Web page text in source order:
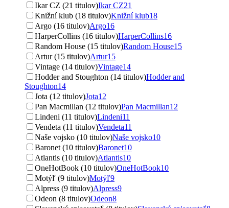
Ikar CZ (21 titulov)Ikar CZ21
Knižní klub (18 titulov)Knižní klub18
Argo (16 titulov)Argo16
HarperCollins (16 titulov)HarperCollins16
Random House (15 titulov)Random House15
Artur (15 titulov)Artur15
Vintage (14 titulov)Vintage14
Hodder and Stoughton (14 titulov)Hodder and
Stoughton14
Jota (12 titulov)Jota12
Pan Macmillan (12 titulov)Pan Macmillan12
Lindeni (11 titulov)Lindeni11
Vendeta (11 titulov)Vendeta11
Naše vojsko (10 titulov)Naše vojsko10
Baronet (10 titulov)Baronet10
Atlantis (10 titulov)Atlantis10
OneHotBook (10 titulov)OneHotBook10
Motýľ (9 titulov)Motýľ9
Alpress (9 titulov)Alpress9
Odeon (8 titulov)Odeon8